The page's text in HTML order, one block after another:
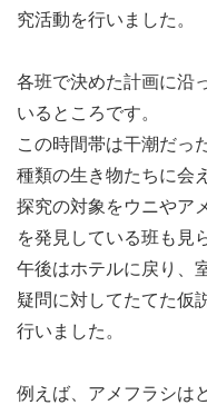
究活動を行いました。
各班で決めた計画に沿
いるところです。
この時間帯は干潮だっ
種類の生き物たちに会
探究の対象をウニやア
を発見している班も見
午後はホテルに戻り、
疑問に対してたてた仮
行いました。
例えば、アメフラシは